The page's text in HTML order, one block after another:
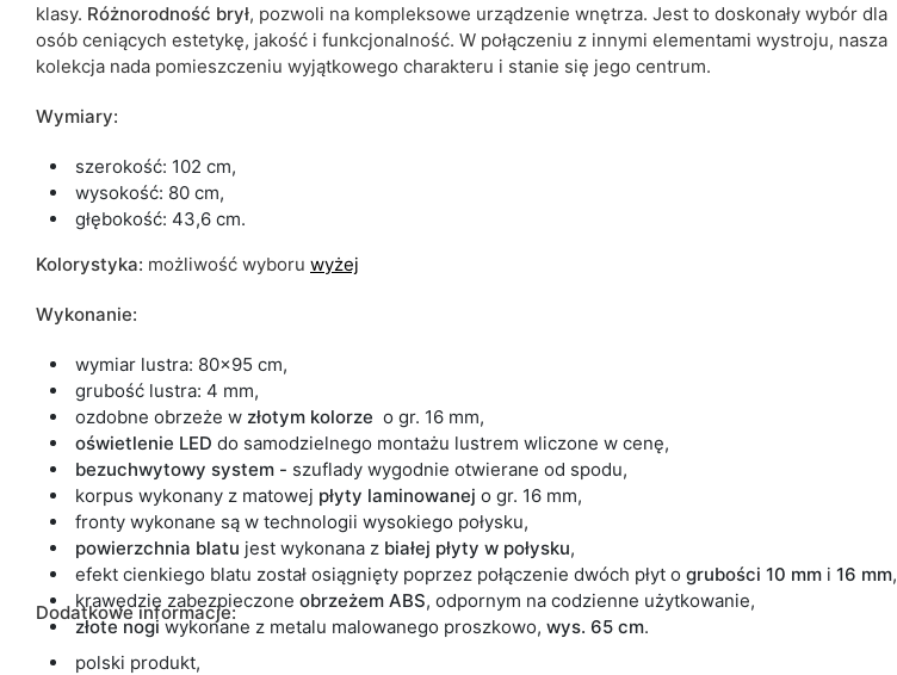
klasy. Różnorodność brył, pozwoli na kompleksowe urządzenie wnętrza. Jest to doskonały wybór dla
osób ceniących estetykę, jakość i funkcjonalność. W połączeniu z innymi elementami wystroju, nasza
kolekcja nada pomieszczeniu wyjątkowego charakteru i stanie się jego centrum.
Wymiary:
szerokość: 102 cm,
wysokość: 80 cm,
głębokość: 43,6 cm.
Kolorystyka: możliwość wyboru wyżej
Wykonanie:
wymiar lustra: 80x95 cm,
grubość lustra: 4 mm,
ozdobne obrzeże w złotym kolorze o gr. 16 mm,
oświetlenie LED do samodzielnego montażu lustrem wliczone w cenę,
bezuchwytowy system - szuflady wygodnie otwierane od spodu,
korpus wykonany z matowej płyty laminowanej o gr. 16 mm,
fronty wykonane są w technologii wysokiego połysku,
powierzchnia blatu jest wykonana z białej płyty w połysku,
efekt cienkiego blatu został osiągnięty poprzez połączenie dwóch płyt o grubości 10 mm i 16 mm,
krawędzie zabezpieczone obrzeżem ABS, odpornym na codzienne użytkowanie,
złote nogi wykonane z metalu malowanego proszkowo, wys. 65 cm.
Dodatkowe informacje:
polski produkt,